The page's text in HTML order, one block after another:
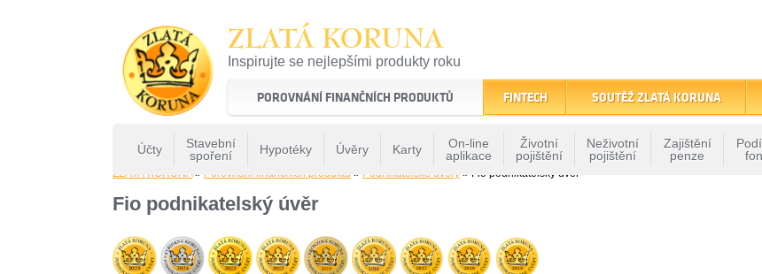
ZLATÁ KORUNA
Inspirujte se nejlepšími produkty roku
22 let tradice a kvality na finančním trhu
POROVNÁNÍ FINANČNÍCH PRODUKTŮ
Účty
Stavební
spoření
Hypotéky Úvěry Karty
On-line
aplikace
Životní
pojištění
Neživotní
pojištění
Zajištění
penze
FINTECH SOUTĚŽ ZLATÁ KORUNA
ZLATÁ KORUNA» Porovnání finančních produktů » Podnikatelské úvěry » Fio podnikatelský úvěr
Fio podnikatelský úvěr